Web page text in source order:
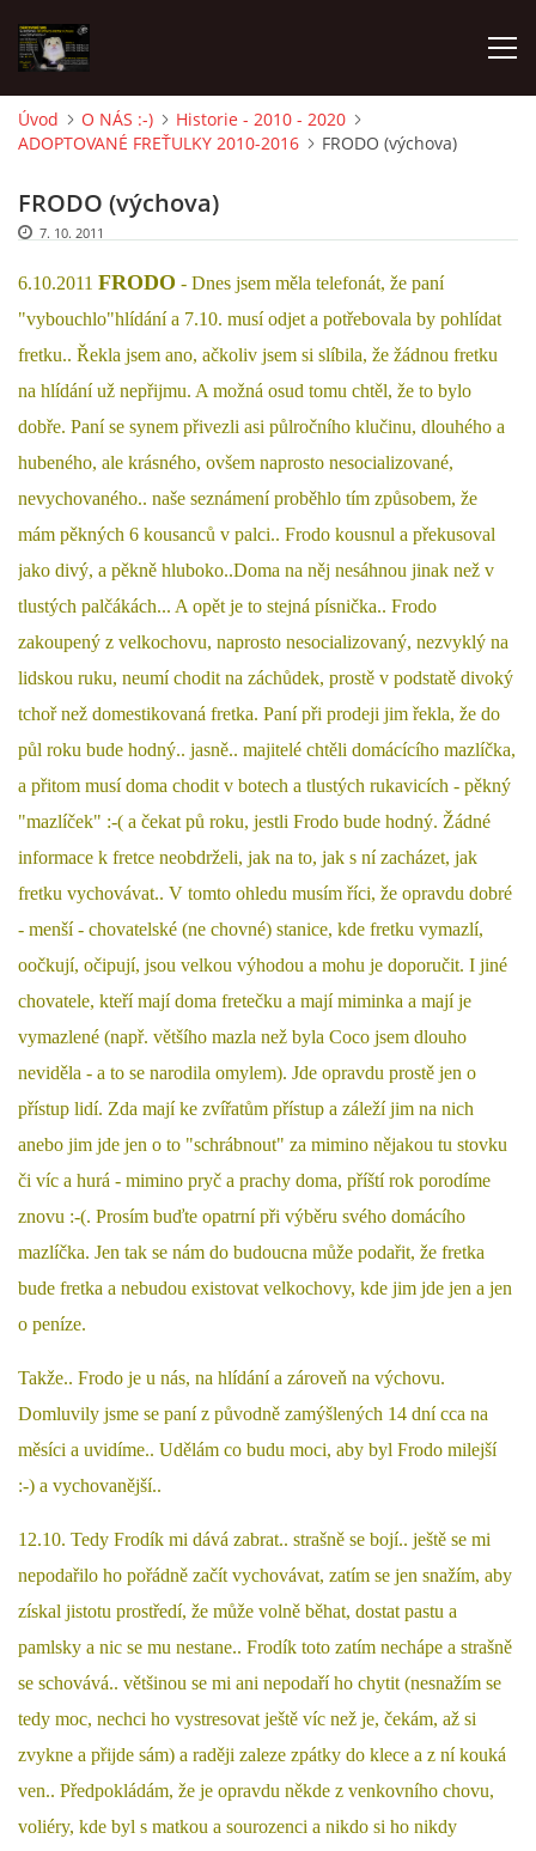
AKTUALITY
FRETKY V ÚTULKU
K ADOPCI
V PÉČI
VIRTUÁLNÍ ADOPCE
V NOVÝCH DOMOVECH
DFD - DOMOV FRETČÍCH DŮCHODCŮ
PODMÍNKY PŘEVZETÍ FRETKY.
O FRETCE
O FRETCE
PÉČE O FRETKU
CHCI SI POŘÍDIT FRETKU
VÝCHOVA FRETKY
NEMOCI FRETEK
JAK FRETKA BYDLÍ
CESTOVÁNÍ S FRETKOU
KASTRACE
PODPORA
E - S H O P
HISTORIE 2022
O NÁS :-)
Úvod O NÁS :-)
Historie - 2010 - 2020
ADOPTOVANÉ FREŤULKY 2010-2016
FRODO (výchova)
FRODO (výchova)
7. 10. 2011
6.10.2011 FRODO - Dnes jsem měla telefonát, že paní
"vybouchlo"hlídání a 7.10. musí odjet a potřebovala by pohlídat
fretku.. Řekla jsem ano, ačkoliv jsem si slíbila, že žádnou fretku
na hlídání už nepřijmu. A možná osud tomu chtěl, že to bylo
dobře. Paní se synem přivezli asi půlročního klučinu, dlouhého a
hubeného, ale krásného, ovšem naprosto nesocializované,
nevychovaného.. naše seznámení proběhlo tím způsobem, že
mám pěkných 6 kousanců v palci.. Frodo kousnul a překusoval
jako divý, a pěkně hluboko..Doma na něj nesáhnou jinak než v
tlustých palčákách... A opět je to stejná písnička.. Frodo
zakoupený z velkochovu, naprosto nesocializovaný, nezvyklý na
lidskou ruku, neumí chodit na záchůdek, prostě v podstatě divoký
tchoř než domestikovaná fretka. Paní při prodeji jim řekla, že do
půl roku bude hodný.. jasně.. majitelé chtěli domácícího mazlíčka,
a přitom musí doma chodit v botech a tlustých rukavicích - pěkný
"mazlíček" :-( a čekat pů roku, jestli Frodo bude hodný. Žádné
informace k fretce neobdrželi, jak na to, jak s ní zacházet, jak
fretku vychovávat.. V tomto ohledu musím říci, že opravdu dobré
- menší - chovatelské (ne chovné) stanice, kde fretku vymazlí,
oočkují, očipují, jsou velkou výhodou a mohu je doporučit. I jiné
chovatele, kteří mají doma fretečku a mají miminka a mají je
vymazlené (např. většího mazla než byla Coco jsem dlouho
neviděla - a to se narodila omylem). Jde opravdu prostě jen o
přístup lidí. Zda mají ke zvířatům přístup a záleží jim na nich
anebo jim jde jen o to "schrábnout" za mimino nějakou tu stovku
či víc a hurá - mimino pryč a prachy doma, příští rok porodíme
znovu :-(. Prosím buďte opatrní při výběru svého domácího
mazlíčka. Jen tak se nám do budoucna může podařit, že fretka
bude fretka a nebudou existovat velkochovy, kde jim jde jen a jen
o peníze.
Takže.. Frodo je u nás, na hlídání a zároveň na výchovu.
Domluvily jsme se paní z původně zamýšlených 14 dní cca na
měsíci a uvidíme.. Udělám co budu moci, aby byl Frodo milejší
:-) a vychovanější..
12.10. Tedy Frodík mi dává zabrat.. strašně se bojí.. ještě se mi
nepodařilo ho pořádně začít vychovávat, zatím se jen snažím, aby
získal jistotu prostředí, že může volně běhat, dostat pastu a
pamlsky a nic se mu nestane.. Frodík toto zatím nechápe a strašně
se schovává.. většinou se mi ani nepodaří ho chytit (nesnažím se
tedy moc, nechci ho vystresovat ještě víc než je, čekám, až si
zvykne a přijde sám) a raději zaleze zpátky do klece a z ní kouká
ven.. Předpokládám, že je opravdu někde z venkovního chovu,
voliéry, kde byl s matkou a sourozenci a nikdo si ho nikdy